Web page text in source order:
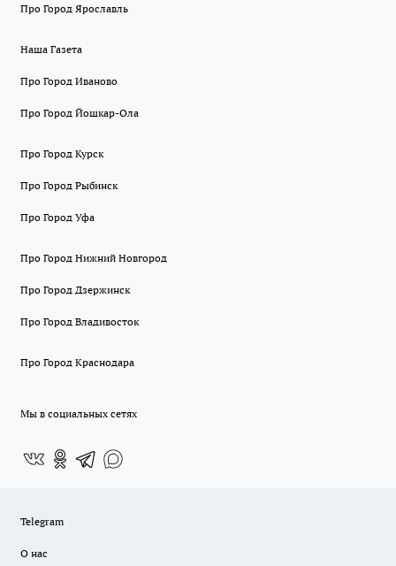
Про Город Ярославль
Наша Газета
Про Город Иваново
Про Город Йошкар-Ола
Про Город Курск
Про Город Рыбинск
Про Город Уфа
Про Город Нижний Новгород
Про Город Дзержинск
Про Город Владивосток
Про Город Краснодара
Мы в социальных сетях
Telegram
О нас